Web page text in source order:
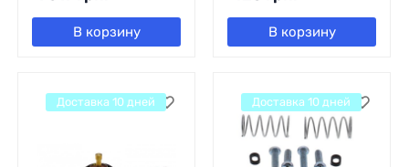
В корзину В корзину
Доставка 10 дней Доставка 10 дней